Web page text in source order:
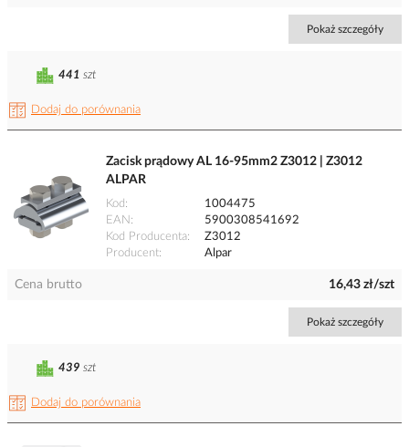
Pokaż szczegóły
Dodaj do porównania
441 szt
Zacisk prądowy AL 16-95mm2 Z3012 | Z3012
ALPAR
Kod
1004475
EAN
5900308541692
Kod Producenta
Z3012
Producent
Alpar
Cena brutto 16,43 zł/szt
Pokaż szczegóły
Dodaj do porównania
439 szt